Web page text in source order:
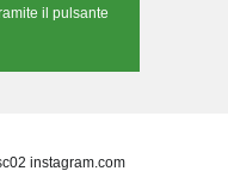
il pulsante
instagram.com